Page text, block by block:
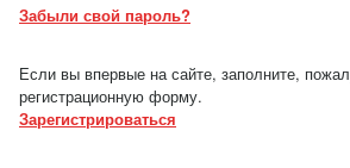
Забыли свой пароль?
Если вы впервые на сайте, заполните,
регистрационную форму.
Зарегистрироваться